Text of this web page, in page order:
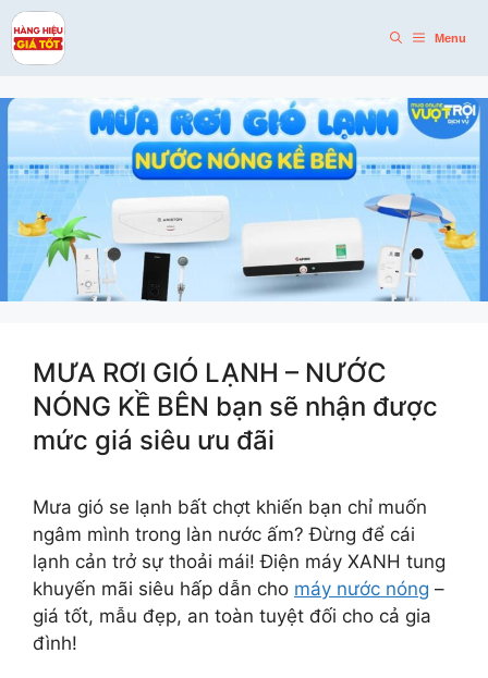
Skip
to
content
Menu
MƯA RƠI GIÓ LẠNH – NƯỚC
NÓNG KỀ BÊN bạn sẽ nhận được
mức giá siêu ưu đãi
Mưa gió se lạnh bất chợt khiến bạn chỉ muốn
ngâm mình trong làn nước ấm? Đừng để cái
lạnh cản trở sự thoải mái! Điện máy XANH tung
khuyến mãi siêu hấp dẫn cho máy nước nóng –
giá tốt, mẫu đẹp, an toàn tuyệt đối cho cả gia
đình!